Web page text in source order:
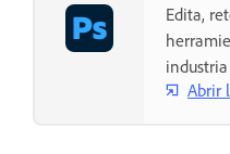
Edita,
Abrir